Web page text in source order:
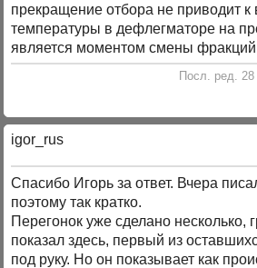
прекращение отбора не приводит к
температуры в дефлегматоре на
является моментом смены
Посл. ред. 28
igor_rus
Спасибо Игорь за ответ. Вчера
поэтому так кратко.
Перегонок уже сделано несколько,
показал здесь, первый из
под руку. Но он показывает как